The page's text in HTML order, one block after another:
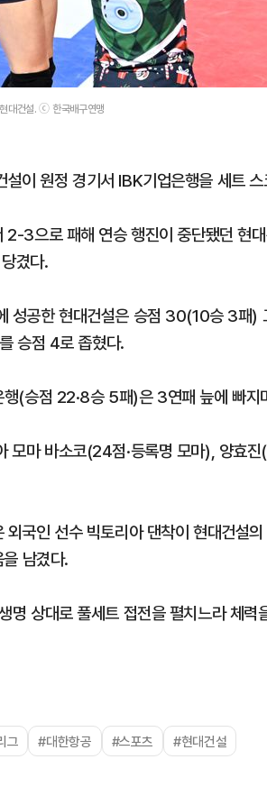
대건설. ⓒ 한국배구연맹
설이 원정 경기서 IBK기업은행을 세
2-3으로 패해 연승 행진이 중단됐던 현
겼다.
성공한 현대건설은 승점 30(10승 3패)
승점 4로 좁혔다.
(승점 22·8승 5패)은 3연패 늪에 빠지
모마 바소코(24점·등록명 모마), 양효
외국인 선수 빅토리아 댄착이 현대건설
남겼다.
명 상대로 풀세트 접전을 펼치느라 체
그 #대한항공 #스포츠 #현대건설